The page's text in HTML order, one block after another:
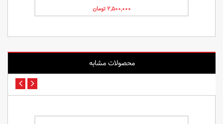
محصولات مشابه